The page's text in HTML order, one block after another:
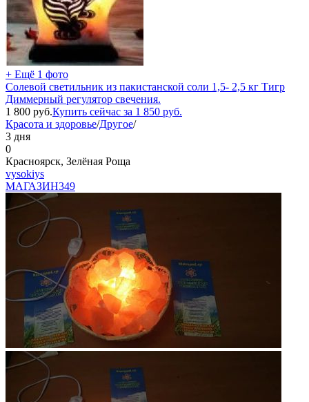
+ Ещё 1 фото
Солевой светильник из пакистанской соли 1,5- 2,5 кг Тигр
Диммерный регулятор свечения.
1 800 руб.Купить сейчас за 1 850 руб.
Красота и здоровье/Другое/
3 дня
0
Красноярск, Зелёная Роща
vysokiys
МАГАЗИН349